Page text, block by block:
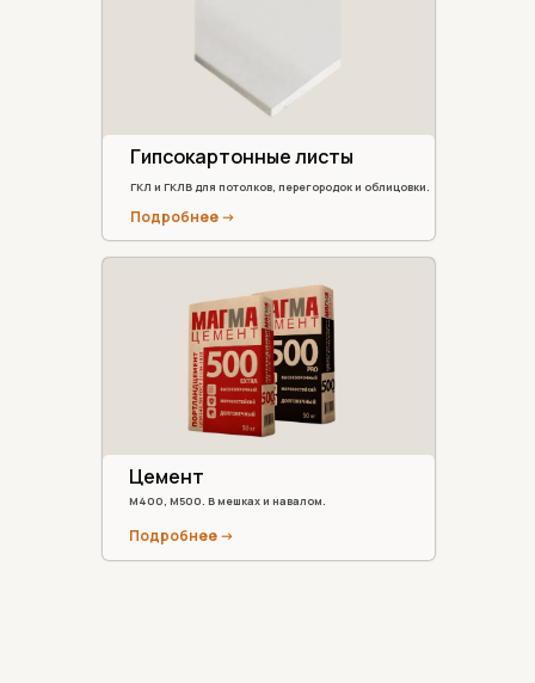
Подробнее ->
М400, М500. В мешках и навалом.
Цемент
Подробнее ->
ГКЛ и ГКЛВ для потолков, перегородок и облицовки.
Гипсокартонные листы